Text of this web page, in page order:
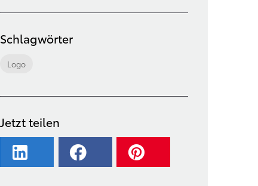
Schlagwörter
Logo
Jetzt teilen